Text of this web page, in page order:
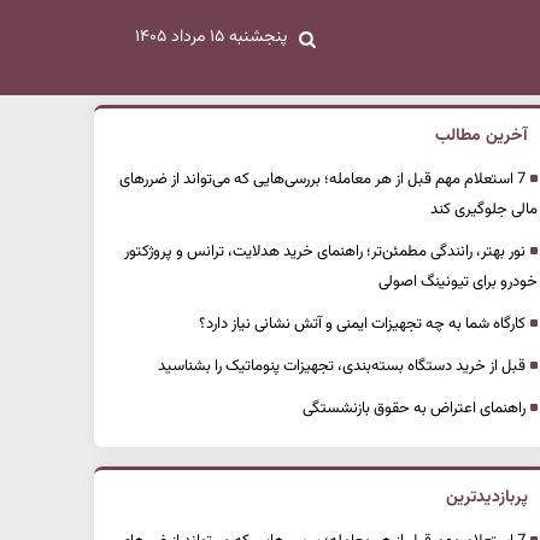
پنجشنبه ۱۵ مرداد ۱۴۰۵
آخرین مطالب
7 استعلام مهم قبل از هر معامله؛ بررسی‌هایی که می‌تواند از ضررهای
مالی جلوگیری کند
نور بهتر، رانندگی مطمئن‌تر؛ راهنمای خرید هدلایت، ترانس و پروژکتور
خودرو برای تیونینگ اصولی
کارگاه شما به چه تجهیزات ایمنی و آتش نشانی نیاز دارد؟
قبل از خرید دستگاه بسته‌بندی، تجهیزات پنوماتیک را بشناسید
راهنمای اعتراض به حقوق بازنشستگی
پربازدیدترین